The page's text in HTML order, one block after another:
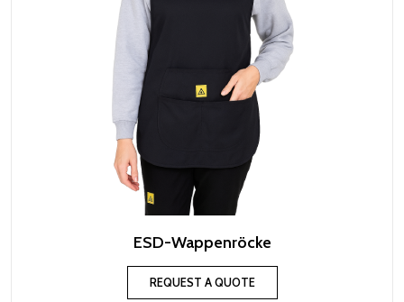
ESD-Wappenröcke
REQUEST A QUOTE